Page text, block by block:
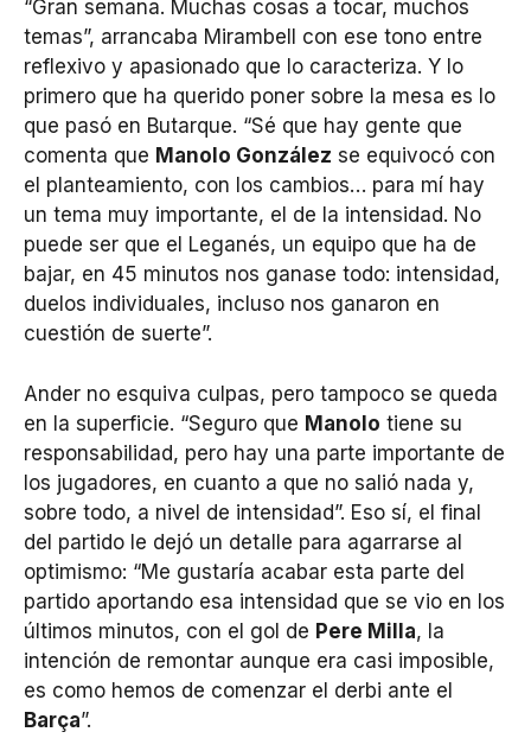
“Gran semana. Muchas cosas a tocar, muchos
temas”, arrancaba Mirambell con ese tono entre
reflexivo y apasionado que lo caracteriza. Y lo
primero que ha querido poner sobre la mesa es lo
que pasó en Butarque. “Sé que hay gente que
comenta que Manolo González se equivocó con
el planteamiento, con los cambios… para mí hay
un tema muy importante, el de la intensidad. No
puede ser que el Leganés, un equipo que ha de
bajar, en 45 minutos nos ganase todo: intensidad,
duelos individuales, incluso nos ganaron en
cuestión de suerte”.
Ander no esquiva culpas, pero tampoco se queda
en la superficie. “Seguro que Manolo tiene su
responsabilidad, pero hay una parte importante de
los jugadores, en cuanto a que no salió nada y,
sobre todo, a nivel de intensidad”. Eso sí, el final
del partido le dejó un detalle para agarrarse al
optimismo: “Me gustaría acabar esta parte del
partido aportando esa intensidad que se vio en los
últimos minutos, con el gol de Pere Milla, la
intención de remontar aunque era casi imposible,
es como hemos de comenzar el derbi ante el
Barça”.